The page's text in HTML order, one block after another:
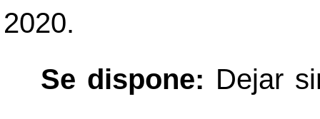
2020.
Se dispone: Dejar